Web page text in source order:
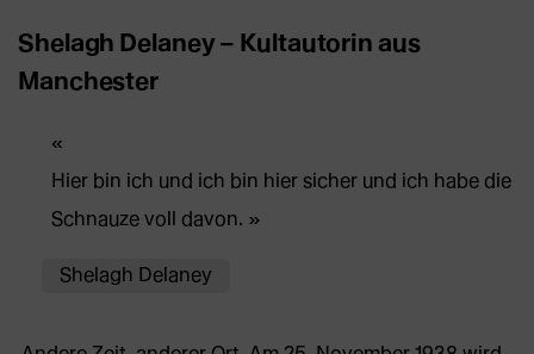
Shelagh Delaney – Kultautorin aus
Manchester
Hier bin ich und ich bin hier sicher und ich habe die
Schnauze voll davon.
Shelagh Delaney